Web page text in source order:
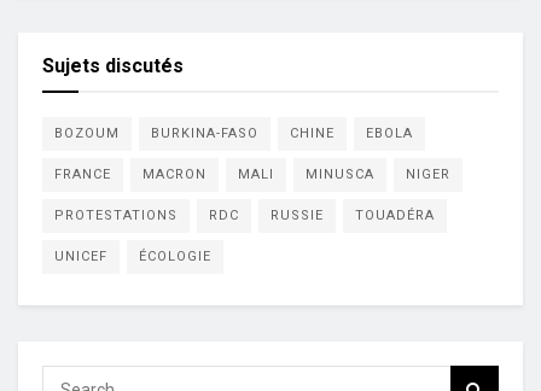
Sujets discutés
BOZOUM BURKINA-FASO CHINE EBOLA
FRANCE MACRON MALI MINUSCA NIGER
PROTESTATIONS RDC RUSSIE TOUADÉRA
UNICEF ÉCOLOGIE